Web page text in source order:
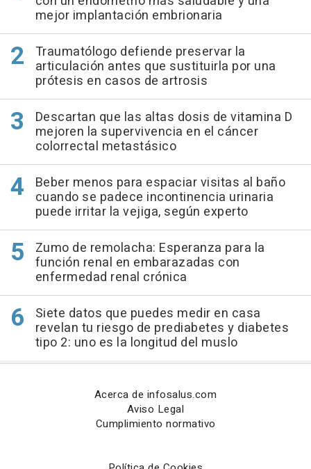
mejor implantación embrionaria
Traumatólogo defiende preservar la
articulación antes que sustituirla por una
prótesis en casos de artrosis
Descartan que las altas dosis de vitamina D
mejoren la supervivencia en el cáncer
colorrectal metastásico
Beber menos para espaciar visitas al baño
cuando se padece incontinencia urinaria
puede irritar la vejiga, según experto
Zumo de remolacha: Esperanza para la
función renal en embarazadas con
enfermedad renal crónica
Siete datos que puedes medir en casa
revelan tu riesgo de prediabetes y diabetes
tipo 2: uno es la longitud del muslo
Acerca de infosalus.com
Aviso Legal
Cumplimiento normativo